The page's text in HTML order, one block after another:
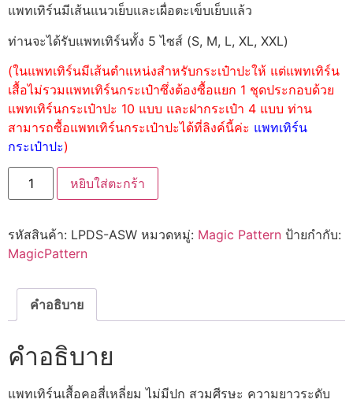
แพทเทิร์นมีเส้นแนวเย็บและเผื่อตะเข็บเย็บแล้ว
ท่านจะได้รับแพทเทิร์นทั้ง 5 ไซส์ (S, M, L, XL, XXL)
(ในแพทเทิร์นมีเส้นตำแหน่งสำหรับกระเป๋าปะให้ แต่แพทเทิร์น
เสื้อไม่รวมแพทเทิร์นกระเป๋าซึ่งต้องซื้อแยก 1 ชุดประกอบด้วย
แพทเทิร์นกระเป๋าปะ 10 แบบ และฝากระเป๋า 4 แบบ ท่าน
สามารถซื้อแพทเทิร์นกระเป๋าปะได้ที่ลิงค์นี้ค่ะ แพทเทิร์น
กระเป๋าปะ)
หยิบใส่ตะกร้า
รหัสสินค้า: LPDS-ASW หมวดหมู่: Magic Pattern ป้ายกำกับ:
MagicPattern
คำอธิบาย
คำอธิบาย
แพทเทิร์นเสื้อคอสี่เหลี่ยม ไม่มีปก สวมศีรษะ ความยาวระดับ